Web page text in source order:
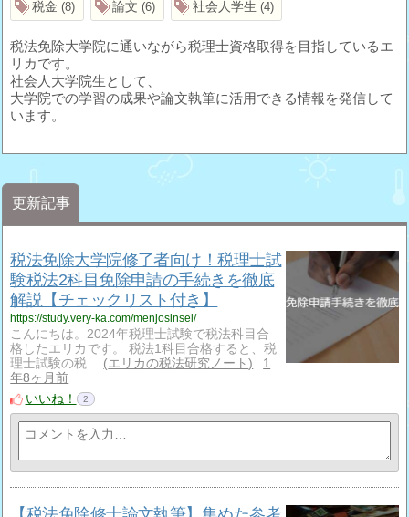
税金 8 論文 6 社会人学生 4
税法免除大学院に通いながら税理士資格取得を目指しているエ
リカです。
社会人大学院生として、
大学院での学習の成果や論文執筆に活用できる情報を発信して
います。
更新記事
税法免除大学院修了者向け！税理士試
験税法2科目免除申請の手続きを徹底
解説【チェックリスト付き】
https://study.very-ka.com/menjosinsei/
こんにちは。2024年税理士試験で税法科目合
格したエリカです。 税法1科目合格すると、税
理士試験の税…
エリカの税法研究ノート
1
年8ヶ月前
いいね！
2